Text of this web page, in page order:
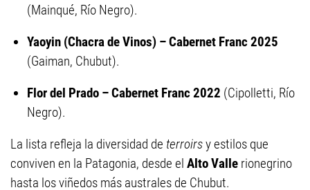
(Mainqué, Río Negro).
Yaoyin (Chacra de Vinos) – Cabernet Franc 2025
(Gaiman, Chubut).
Flor del Prado – Cabernet Franc 2022 (Cipolletti, Río
Negro).
La lista refleja la diversidad de terroirsy estilos que
conviven en la Patagonia, desde el Alto Valle rionegrino
hasta los viñedos más australes de Chubut.